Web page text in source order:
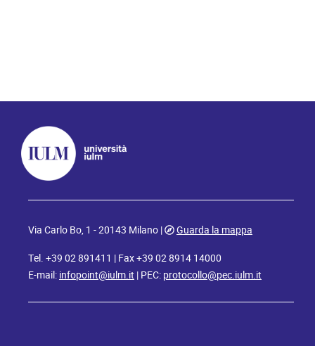
Via Carlo Bo, 1 - 20143 Milano |
Guarda la mappa
Tel. +39 02 891411 | Fax +39 02 8914 14000
E-mail: infopoint@iulm.it | PEC: protocollo@pec.iulm.it